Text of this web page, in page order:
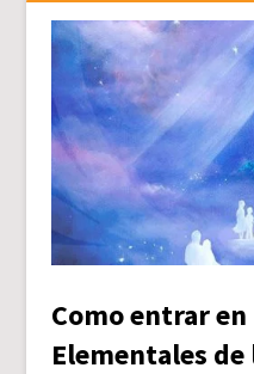
Como entrar en
Elementales